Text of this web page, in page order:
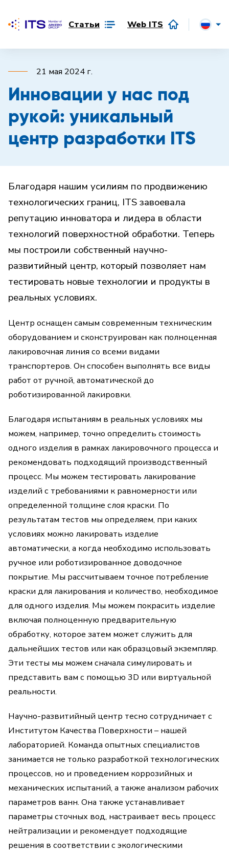
Статьи Web ITS
21 мая 2024 г.
Инновации у нас под
рукой: уникальный
центр разработки ITS
Благодаря нашим усилиям по продвижению
технологических границ, ITS завоевала
репутацию инноватора и лидера в области
технологий поверхностной обработки. Теперь
мы построили собственный научно-
развитийный центр, который позволяет нам
тестировать новые технологии и продукты в
реальных условиях.
Центр оснащен самым современным техническим
оборудованием и сконструирован как полноценная
лакировочная линия со всеми видами
транспортеров. Он способен выполнять все виды
работ от ручной, автоматической до
роботизированной лакировки.
Благодаря испытаниям в реальных условиях мы
можем, например, точно определить стоимость
одного изделия в рамках лакировочного процесса и
рекомендовать подходящий производственный
процесс. Мы можем тестировать лакирование
изделий с требованиями к равномерности или
определенной толщине слоя краски. По
результатам тестов мы определяем, при каких
условиях можно лакировать изделие
автоматически, а когда необходимо использовать
ручное или роботизированное доводочное
покрытие. Мы рассчитываем точное потребление
краски для лакирования и количество, необходимое
для одного изделия. Мы можем покрасить изделие
включая полноценную предварительную
обработку, которое затем может служить для
дальнейших тестов или как образцовый экземпляр.
Эти тесты мы можем сначала симулировать и
представить вам с помощью 3D или виртуальной
реальности.
Научно-развитийный центр тесно сотрудничает с
Институтом Качества Поверхности – нашей
лабораторией. Команда опытных специалистов
занимается не только разработкой технологических
процессов, но и проведением коррозийных и
механических испытаний, а также анализом рабочих
параметров ванн. Она также устанавливает
параметры сточных вод, настраивает весь процесс
нейтрализации и рекомендует подходящие
решения в соответствии с экологическими